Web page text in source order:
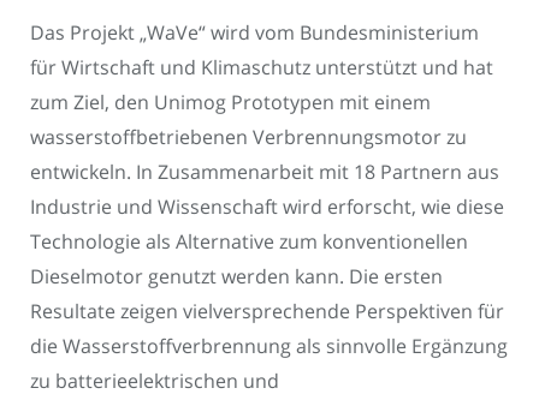
Das Projekt „WaVe“ wird vom Bundesministerium
für Wirtschaft und Klimaschutz unterstützt und hat
zum Ziel, den Unimog Prototypen mit einem
wasserstoffbetriebenen Verbrennungsmotor zu
entwickeln. In Zusammenarbeit mit 18 Partnern aus
Industrie und Wissenschaft wird erforscht, wie diese
Technologie als Alternative zum konventionellen
Dieselmotor genutzt werden kann. Die ersten
Resultate zeigen vielversprechende Perspektiven für
die Wasserstoffverbrennung als sinnvolle Ergänzung
zu batterieelektrischen und